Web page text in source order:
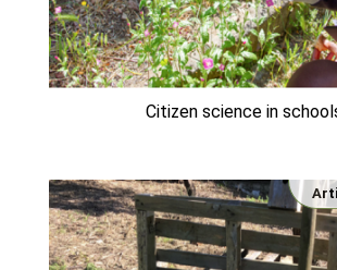
Citizen science in